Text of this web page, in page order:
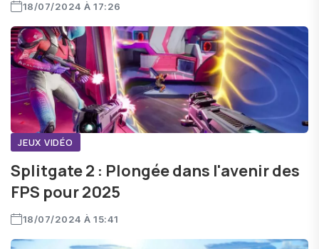
18/07/2024 À 17:26
JEUX VIDÉO
Splitgate 2 : Plongée dans l'avenir des
FPS pour 2025
18/07/2024 À 15:41